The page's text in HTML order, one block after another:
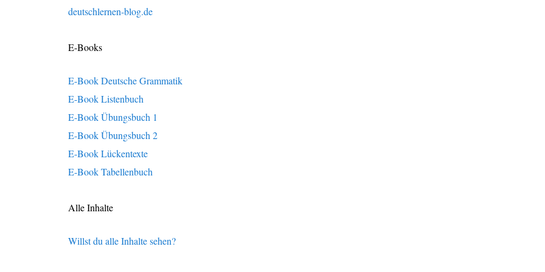
deutschlernen-blog.de
E-Books
E-Book Deutsche Grammatik
E-Book Listenbuch
E-Book Übungsbuch 1
E-Book Übungsbuch 2
E-Book Lückentexte
E-Book Tabellenbuch
Alle Inhalte
Willst du alle Inhalte sehen?